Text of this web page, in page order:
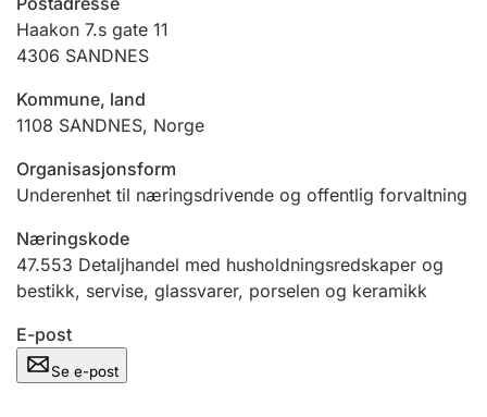
Offentlig sektor
Andre tema
Haakon 7.s gate 11
4306 SANDNES
Kommune, land
1108 SANDNES, Norge
Organisasjonsform
Underenhet til næringsdrivende og offentlig forvaltning
Næringskode
47.553 Detaljhandel med husholdningsredskaper og
bestikk, servise, glassvarer, porselen og keramikk
E-post
Se e-post